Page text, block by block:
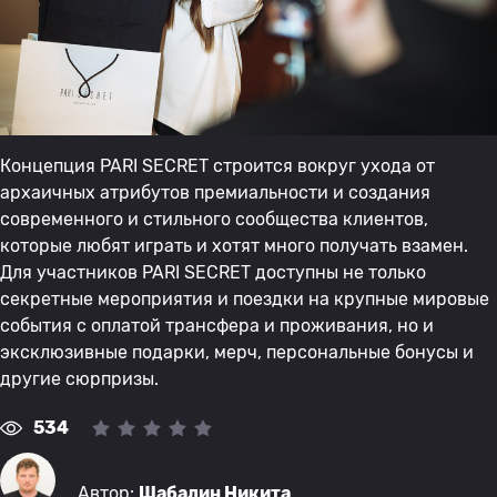
Концепция PARI SECRET строится вокруг ухода от
архаичных атрибутов премиальности и создания
современного и стильного сообщества клиентов,
которые любят играть и хотят много получать взамен.
Для участников PARI SECRET доступны не только
секретные мероприятия и поездки на крупные мировые
события с оплатой трансфера и проживания, но и
эксклюзивные подарки, мерч, персональные бонусы и
другие сюрпризы.
534
Автор: Шабалин Никита